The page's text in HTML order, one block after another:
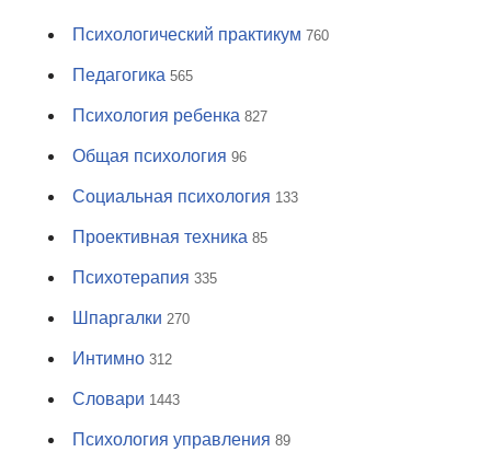
Психологический практикум 760
Педагогика 565
Психология ребенка 827
Общая психология 96
Социальная психология 133
Проективная техника 85
Психотерапия 335
Шпаргалки 270
Интимно 312
Словари 1443
Психология управления 89